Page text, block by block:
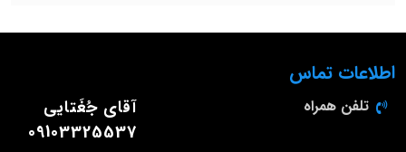
اطلاعات تماس
تلفن همراه
آقای جُغَتایی
09103325537